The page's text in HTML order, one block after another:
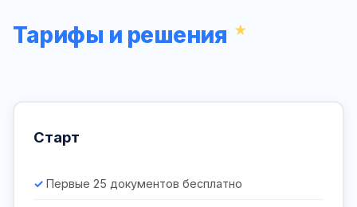
Тарифы и решения
Старт
Первые 25 документов бесплатно